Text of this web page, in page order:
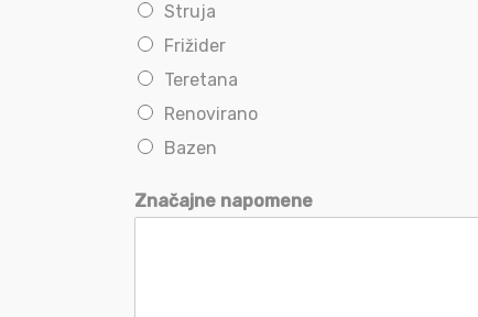
Struja
Frižider
Teretana
Renovirano
Bazen
Značajne napomene